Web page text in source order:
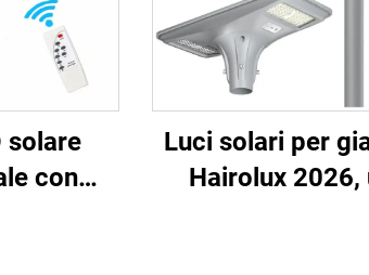
solare
con
Luci solari per
Hairolux 2026,